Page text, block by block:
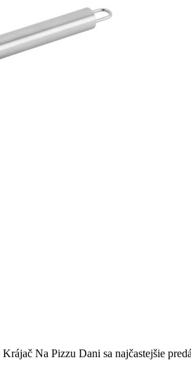
Na Pizzu Dani sa najčastejšie